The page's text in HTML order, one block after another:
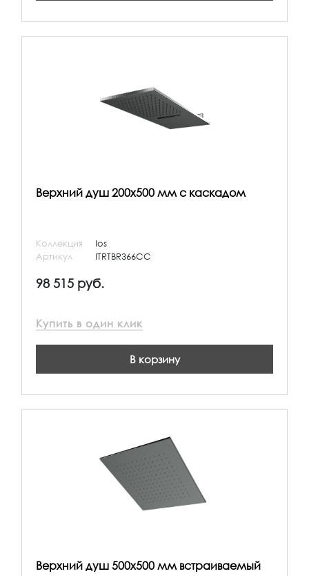
Верхний душ 200х500 мм с каскадом
Коллекция
Ios
Артикул
ITRTBR366CC
98 515 руб.
Купить в один клик
В корзину
Верхний душ 500х500 мм встраиваемый